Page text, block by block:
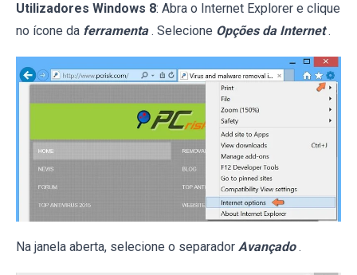
Utilizadores Windows 8: Abra o Internet Explorer e clique
no ícone da ferramenta . Selecione Opções da Internet .
Na janela aberta, selecione o separador Avançado .